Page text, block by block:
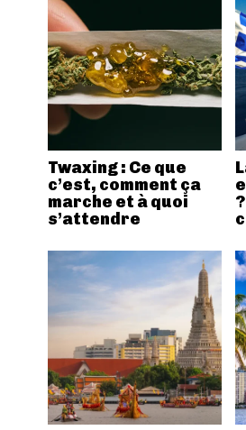
Twaxing : Ce que
c’est, comment ça
marche et à quoi
s’attendre